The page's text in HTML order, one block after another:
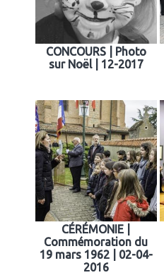
CONCOURS | Photo
sur Noël | 12-2017
CÉRÉMONIE |
Commémoration du
19 mars 1962 | 02-04-
2016